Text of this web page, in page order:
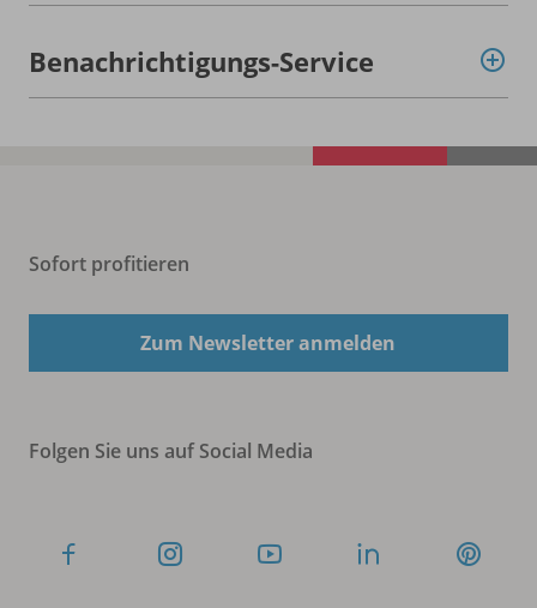
Benachrichtigungs-Service
Sofort profitieren
Zum Newsletter anmelden
Folgen Sie uns auf Social Media